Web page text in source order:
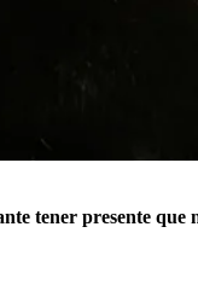
tener presente que